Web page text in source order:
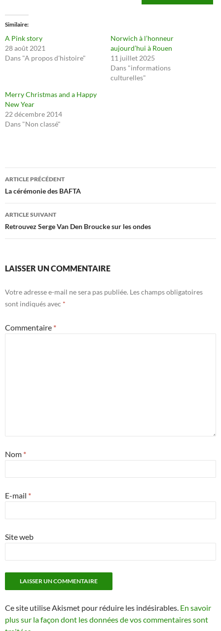
Similaire
A Pink story
28 août 2021
Dans "A propos d'histoire"
Norwich à l’honneur
aujourd’hui à Rouen
11 juillet 2025
Dans "informations
culturelles"
Merry Christmas and a Happy
New Year
22 décembre 2014
Dans "Non classé"
Navigation
des
articles
ARTICLE PRÉCÉDENT
La cérémonie des BAFTA
ARTICLE SUIVANT
Retrouvez Serge Van Den Broucke sur les ondes
LAISSER UN COMMENTAIRE
Votre adresse e-mail ne sera pas publiée. Les champs obligatoires
sont indiqués avec *
Commentaire *
Nom *
E-mail *
Site web
Ce site utilise Akismet pour réduire les indésirables. En savoir
plus sur la façon dont les données de vos commentaires sont